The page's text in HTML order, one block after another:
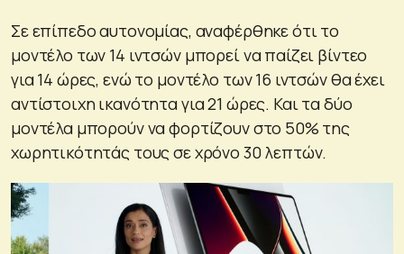
Σε επίπεδο αυτονομίας, αναφέρθηκε ότι το
μοντέλο των 14 ιντσών μπορεί να παίζει βίντεο
για 14 ώρες, ενώ το μοντέλο των 16 ιντσών θα έχει
αντίστοιχη ικανότητα για 21 ώρες. Και τα δύο
μοντέλα μπορούν να φορτίζουν στο 50% της
χωρητικότητάς τους σε χρόνο 30 λεπτών.